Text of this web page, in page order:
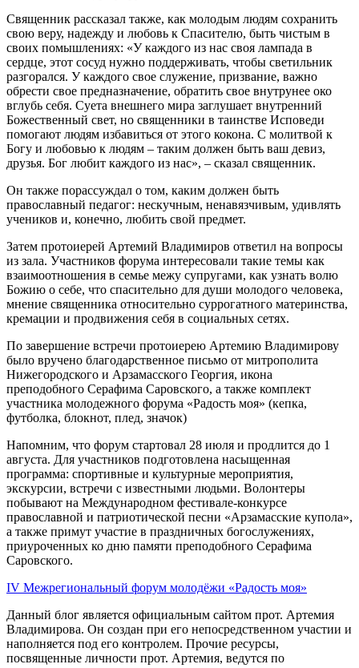
Священник рассказал также, как молодым людям сохранить
свою веру, надежду и любовь к Спасителю, быть чистым в
своих помышлениях: «У каждого из нас своя лампада в
сердце, этот сосуд нужно поддерживать, чтобы светильник
разгорался. У каждого свое служение, призвание, важно
обрести свое предназначение, обратить свое внутрунее око
вглубь себя. Суета внешнего мира заглушает внутренний
Божественный свет, но священники в таинстве Исповеди
помогают людям избавиться от этого кокона. С молитвой к
Богу и любовью к людям – таким должен быть ваш девиз,
друзья. Бог любит каждого из нас», – сказал священник.
Он также порассуждал о том, каким должен быть
православный педагог: нескучным, ненавязчивым, удивлять
учеников и, конечно, любить свой предмет.
Затем протоиерей Артемий Владимиров ответил на вопросы
из зала. Участников форума интересовали такие темы как
взаимоотношения в семье межу супругами, как узнать волю
Божию о себе, что спасительно для души молодого человека,
мнение священника относительно суррогатного материнства,
кремации и продвижения себя в социальных сетях.
По завершение встречи протоиерею Артемию Владимирову
было вручено благодарственное письмо от митрополита
Нижегородского и Арзамасского Георгия, икона
преподобного Серафима Саровского, а также комплект
участника молодежного форума «Радость моя» (кепка,
футболка, блокнот, плед, значок)
Напомним, что форум стартовал 28 июля и продлится до 1
августа. Для участников подготовлена насыщенная
программа: спортивные и культурные мероприятия,
экскурсии, встречи с известными людьми. Волонтеры
побывают на Международном фестивале-конкурсе
православной и патриотической песни «Арзамасские купола»,
а также примут участие в праздничных богослужениях,
приуроченных ко дню памяти преподобного Серафима
Саровского.
IV Межрегиональный форум молодёжи «Радость моя»
Данный блог является официальным сайтом прот. Артемия
Владимирова. Он создан при его непосредственном участии и
наполняется под его контролем. Прочие ресурсы,
посвященные личности прот. Артемия, ведутся по